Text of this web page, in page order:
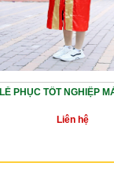
LỄ PHỤC TỐT NGHIỆP
Liên hệ